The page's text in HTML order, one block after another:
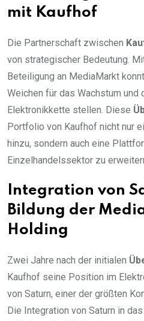
mit Kaufhof
Die Partnerschaft zwischen
von strategischer Bedeutung.
Beteiligung an MediaMarkt
Weichen für das Wachstum und
Elektronikkette stellen. Diese
Portfolio von Kaufhof nicht nur
hinzu, sondern auch eine
Einzelhandelssektor zu
Integration von
Bildung der
Holding
Zwei Jahre nach der initialen
Kaufhof seine Position im
von Saturn, einer der größten
Die Integration von Saturn in